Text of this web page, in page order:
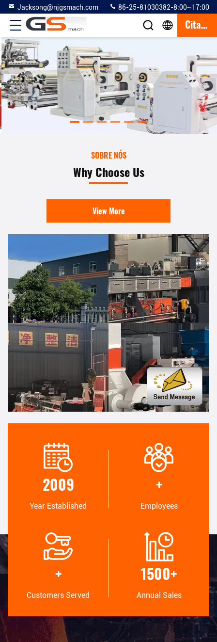
Jacksong@njgsmach.com 86-25-81030382-8:00~17:00
Citações
SOBRE NÓS
Why Choose Us
View More
Alta Qualidade
Trust Seal, Credit Check,
RoSH and Supplier Capability
Assessment. company has
strictly quality control system
DEVELOPMENT
Internal professional design
team and advanced
machinery workshop. We can
MANUFACTURING
Advanced automatic
machines, strictly process
control system. We can
manufacture all the Electrical
demand.
100% SERVICE
Bulk and customized small
packaging, FOB, CIF, DDU and
DDP. Let us help you find the
best solution for all your
2009
Year Established
+
Employees
+
Customers Served
1500+
Annual Sales